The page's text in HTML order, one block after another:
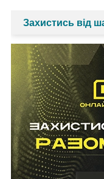
Захистись від